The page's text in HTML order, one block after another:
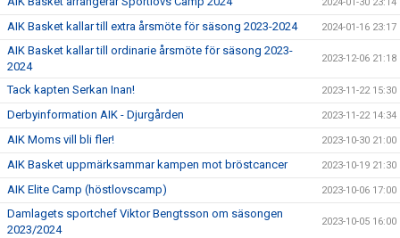
2024-01-30 23:14
AIK Basket kallar till extra årsmöte för säsong 2023-2024 2024-01-16 23:17
AIK Basket kallar till ordinarie årsmöte för säsong 2023-
2024
2023-12-06 21:18
Tack kapten Serkan Inan! 2023-11-22 15:30
Derbyinformation AIK - Djurgården 2023-11-22 14:34
AIK Moms vill bli fler! 2023-10-30 21:00
AIK Basket uppmärksammar kampen mot bröstcancer 2023-10-19 21:30
AIK Elite Camp (höstlovscamp) 2023-10-06 17:00
Damlagets sportchef Viktor Bengtsson om säsongen
2023/2024
2023-10-05 16:00